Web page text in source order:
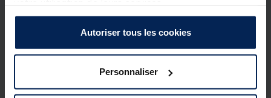
Autoriser tous les cookies
Personnaliser
vraiment canon. Cette soie à la glisse exceptionnelle
panel de techniques et usages en eaux douces. La
faible mémoire en fait une soie souple parfaite pour
les présentations délicates en sèche. Son profil
régulier et résistant la rende facile à lancer à toutes
distances. Bouclée aux deux extrémités, elle est
ultra-facile à utiliser.